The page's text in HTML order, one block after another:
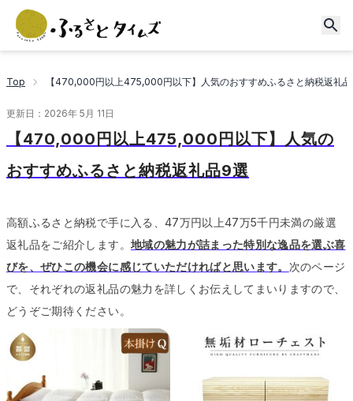
Top 【470,000円以上475,000円以下】人気のおすすめふるさと納税返礼
更新日： 2026年 5月 11日
【470,000円以上475,000円以下】人気の
おすすめふるさと納税返礼品9選
高額ふるさと納税で手に入る、47万円以上47万5千円未満の厳選
返礼品をご紹介します。 地域の魅力が詰まった特別な逸品を選ぶ喜
びを、ぜひこの機会に感じていただければと思います。 次のページ
で、それぞれの返礼品の魅力を詳しくお伝えしてまいりますので、
どうぞご期待ください。